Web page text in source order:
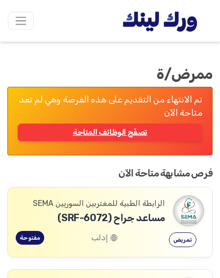
ممرض/ة
تم الانتهاء من التقديم على هذه الفرصة وهي لم تعد
متاحة الآن
تصفّح الوظائف المتاحة
فرص مشابهة متاحة الآن
الرابطة الطبية للمغتربين السوريين SEMA
مساعد جراح (SRF-6072)
تمريض إدلب مفتوحة